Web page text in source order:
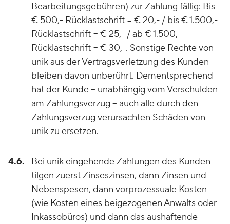
Bearbeitungsgebühren) zur Zahlung fällig: Bis
€ 500,- Rücklastschrift = € 20,- / bis € 1.500,-
Rücklastschrift = € 25,- / ab € 1.500,-
Rücklastschrift = € 30,-. Sonstige Rechte von
unik aus der Vertragsverletzung des Kunden
bleiben davon unberührt. Dementsprechend
hat der Kunde – unabhängig vom Verschulden
am Zahlungsverzug – auch alle durch den
Zahlungsverzug verursachten Schäden von
unik zu ersetzen.
4.6.
Bei unik eingehende Zahlungen des Kunden
tilgen zuerst Zinseszinsen, dann Zinsen und
Nebenspesen, dann vorprozessuale Kosten
(wie Kosten eines beigezogenen Anwalts oder
Inkassobüros) und dann das aushaftende